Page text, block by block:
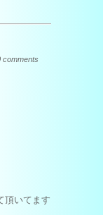
comments
頂いてます